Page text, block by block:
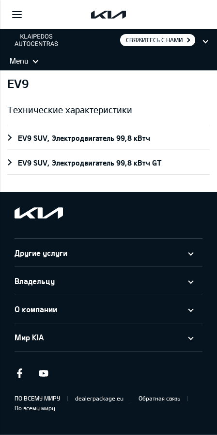
СВЯЖИТЕСЬ С НАМИ
Menu
EV9
Технические характеристики
EV9 SUV, Электродвигатель 99,8 кВтч
EV9 SUV, Электродвигатель 99,8 кВтч GT
Другие услуги
Владельцу
О компании
Мир KIA
Facebook
ПО ВСЕМУ МИРУ dealerpackage.eu
Обратная связь
По всему миру